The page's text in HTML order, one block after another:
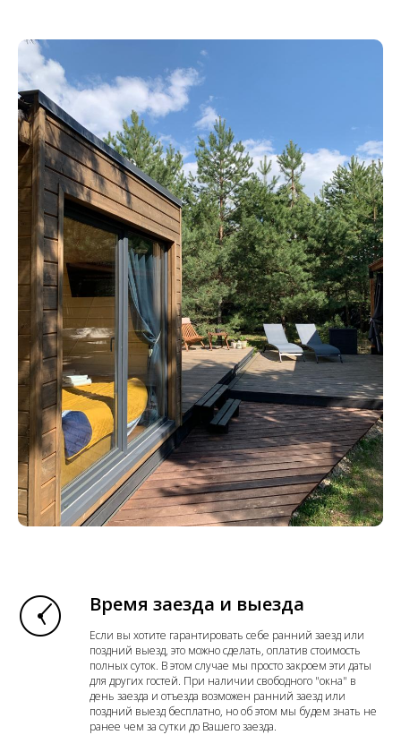
Время заезда и выезда
Если вы хотите гарантировать себе ранний заезд или
поздний выезд, это можно сделать, оплатив стоимость
полных суток. В этом случае мы просто закроем эти даты
для других гостей. При наличии свободного "окна" в
день заезда и отъезда возможен ранний заезд или
поздний выезд бесплатно, но об этом мы будем знать не
ранее чем за сутки до Вашего заезда.